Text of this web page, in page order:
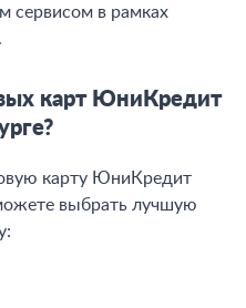
сервисом в рамках
карт ЮниКредит
карту ЮниКредит
выбрать лучшую